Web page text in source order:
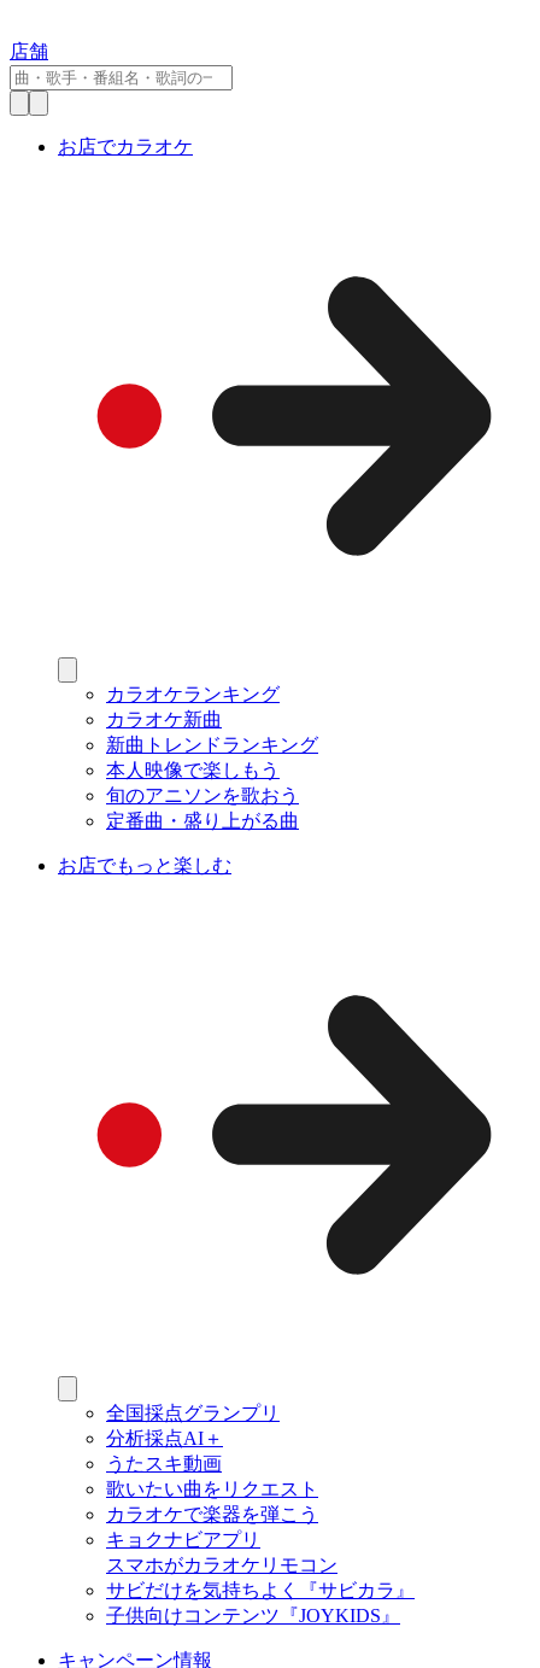
店舗
お店でカラオケ
カラオケランキング
カラオケ新曲
新曲トレンドランキング
本人映像で楽しもう
旬のアニソンを歌おう
定番曲・盛り上がる曲
お店でもっと楽しむ
全国採点グランプリ
分析採点AI＋
うたスキ動画
歌いたい曲をリクエスト
カラオケで楽器を弾こう
キョクナビアプリ
スマホがカラオケリモコン
サビだけを気持ちよく『サビカラ』
子供向けコンテンツ『JOYKIDS』
キャンペーン情報